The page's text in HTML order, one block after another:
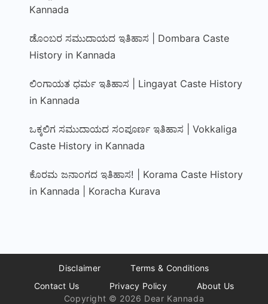
Kannada
ಡೊಂಬರ ಸಮುದಾಯದ ಇತಿಹಾಸ | Dombara Caste
History in Kannada
ಲಿಂಗಾಯತ ಧರ್ಮ ಇತಿಹಾಸ | Lingayat Caste History
in Kannada
ಒಕ್ಕಲಿಗ ಸಮುದಾಯದ ಸಂಪೂರ್ಣ ಇತಿಹಾಸ | Vokkaliga
Caste History in Kannada
ಕೊರಮ ಜನಾಂಗದ ಇತಿಹಾಸ! | Korama Caste History
in Kannada | Koracha Kurava
Disclaimer
Terms & Conditions
Contact Us
Privacy Policy
About Us
Copyright © 2026 Dear Kannada